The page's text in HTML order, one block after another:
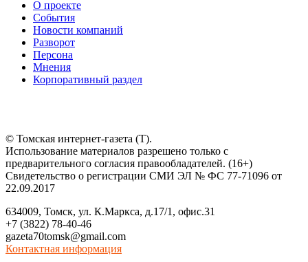
О проекте
События
Новости компаний
Разворот
Персона
Мнения
Корпоративный раздел
© Томская интернет-газета (Т).
Использование материалов разрешено только с
предварительного согласия правообладателей. (16+)
Свидетельство о регистрации СМИ ЭЛ № ФС 77-71096 от
22.09.2017
634009, Томск, ул. К.Маркса, д.17/1, офис.31
+7 (3822) 78-40-46
gazeta70tomsk@gmail.com
Контактная информация